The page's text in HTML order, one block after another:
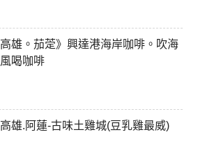
高雄。茄萣》興達港海岸咖啡。吹海
風喝咖啡
高雄.阿蓮-古味土雞城(豆乳雞最威)